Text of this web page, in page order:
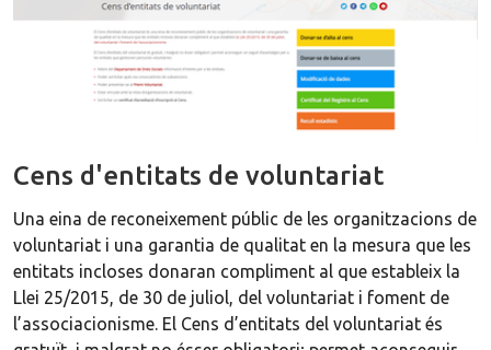
Cens d'entitats de voluntariat
Una eina de reconeixement públic de les organitzacions de
voluntariat i una garantia de qualitat en la mesura que les
entitats incloses donaran compliment al que estableix la
Llei 25/2015, de 30 de juliol, del voluntariat i foment de
l’associacionisme. El Cens d’entitats del voluntariat és